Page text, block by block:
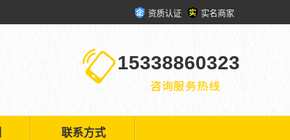
资质认证 实名商家
15338860323
联系方式